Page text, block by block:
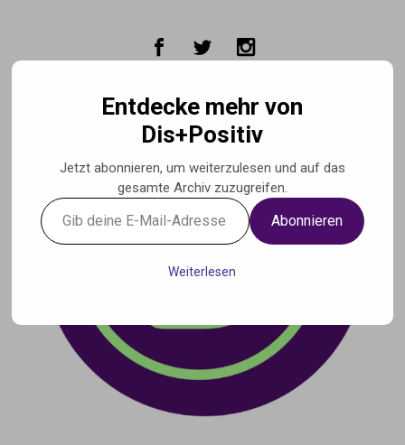
Entdecke mehr von
Dis+Positiv
Jetzt abonnieren, um weiterzulesen und auf das
gesamte Archiv zuzugreifen.
Gib
deine
Abonnieren
Weiterlesen